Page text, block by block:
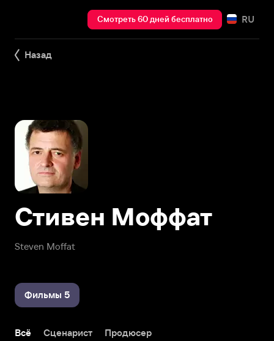
Смотреть 60 дней бесплатно RU
Назад
Steven Moffat
Стивен Моффат
Фильмы 5
Всё Сценарист Продюсер